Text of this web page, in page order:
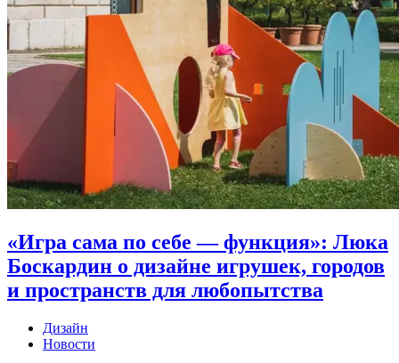
«Игра сама по себе — функция»: Люка
Боскардин о дизайне игрушек, городов
и пространств для любопытства
Дизайн
Новости